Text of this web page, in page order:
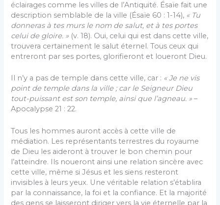
éclairages comme les villes de l’Antiquité. Ésaïe fait une
description semblable de la ville (Ésaïe 60 : 1-14), « Tu
donneras à tes murs le nom de salut, et à tes portes
celui de gloire. » (v. 18). Oui, celui qui est dans cette ville,
trouvera certainement le salut éternel. Tous ceux qui
entreront par ses portes, glorifieront et loueront Dieu.
Il n’y a pas de temple dans cette ville, car : « Jene vis
point de temple dans la ville ; car le Seigneur Dieu
tout-puissant est son temple, ainsi que l’agneau. » –
Apocalypse 21 : 22.
Tous les hommes auront accès à cette ville de
médiation. Les représentants terrestres du royaume
de Dieu les aideront à trouver le bon chemin pour
l’atteindre. Ils noueront ainsi une relation sincère avec
cette ville, même si Jésus et les siens resteront
invisibles à leurs yeux. Une véritable relation s’établira
par la connaissance, la foi et la confiance. Et la majorité
des gens se laisseront diriger vers la vie éternelle par la